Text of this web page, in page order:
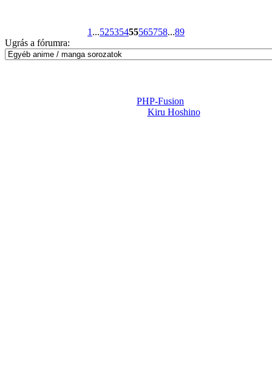
1 ...52535455565758...89
Ugrás a fórumra:
PHP-Fusion
Kiru Hoshino